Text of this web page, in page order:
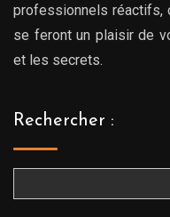
professionnels réactifs,
se feront un plaisir de
et les secrets.
Rechercher :